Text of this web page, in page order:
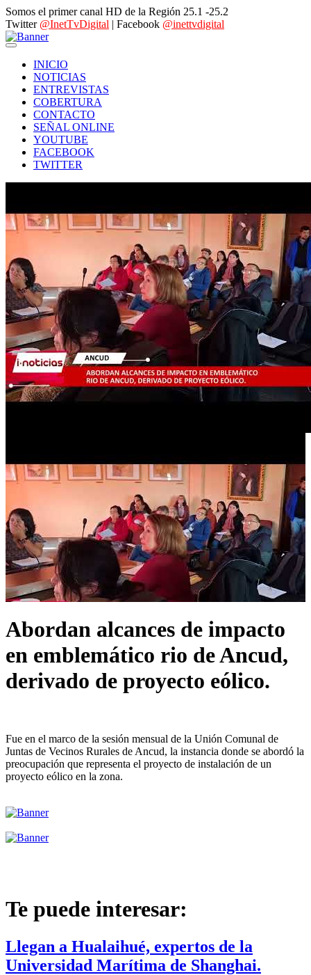
Somos el primer canal HD de la Región 25.1 -25.2
Twitter @InetTvDigital | Facebook @inettvdigital
INICIO
NOTICIAS
ENTREVISTAS
COBERTURA
CONTACTO
SEÑAL ONLINE
YOUTUBE
FACEBOOK
TWITTER
Abordan alcances de impacto
en emblemático rio de Ancud,
derivado de proyecto eólico.
Fue en el marco de la sesión mensual de la Unión Comunal de
Juntas de Vecinos Rurales de Ancud, la instancia donde se abordó la
preocupación que representa el proyecto de instalación de un
proyecto eólico en la zona.
Te puede interesar:
Llegan a Hualaihué, expertos de la
Universidad Marítima de Shanghai.